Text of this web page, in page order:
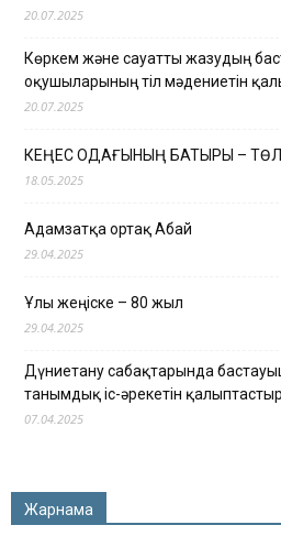
20.07.2025
Көркем және сауатты жазудың
оқушыларының тіл мәдениетін
20.07.2025
КЕҢЕС ОДАҒЫНЫҢ БАТЫРЫ –
18.05.2025
Адамзатқа ортақ Абай
29.04.2025
Ұлы жеңіске – 80 жыл
29.04.2025
Дүниетану сабақтарында
танымдық іс-әрекетін
07.04.2025
Жарнама